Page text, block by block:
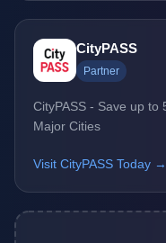
CityPASS
Partner
CityPASS - Save up to
Major Cities
Visit CityPASS Today →